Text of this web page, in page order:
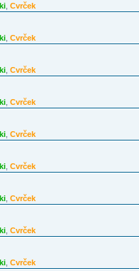
Cvrček
Cvrček
Cvrček
Cvrček
Cvrček
Cvrček
Cvrček
Cvrček
Cvrček